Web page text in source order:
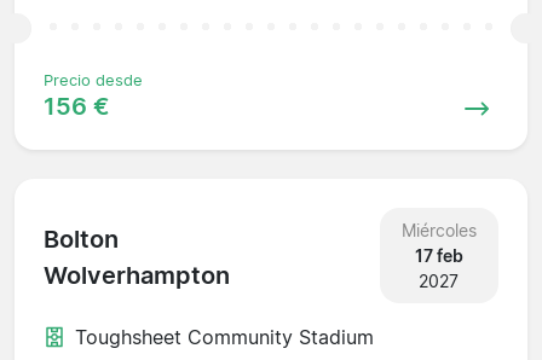
Precio desde
156 €
Bolton
Wolverhampton
Miércoles
17 feb
2027
Toughsheet Community Stadium